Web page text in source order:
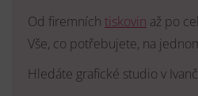
Od firemních tiskovin až po
Vše, co potřebujete, na
Hledáte grafické studio v